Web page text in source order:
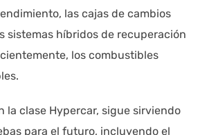
las cajas de cambios
sistemas híbridos de recuperación
los combustibles
la clase Hypercar, sigue sirviendo
para el futuro, incluyendo el